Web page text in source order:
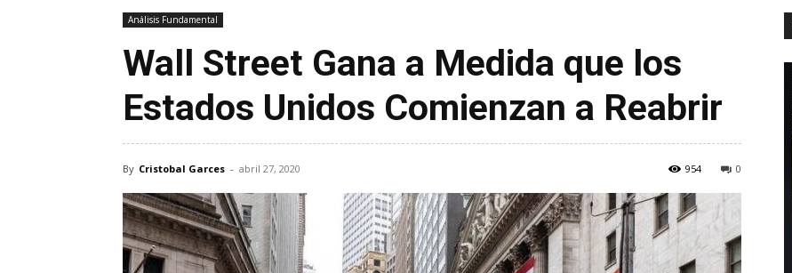
Análisis Fundamental
Wall Street Gana a Medida que los
Estados Unidos Comienzan a Reabrir
By Cristobal Garces - abril 27, 2020 0
954